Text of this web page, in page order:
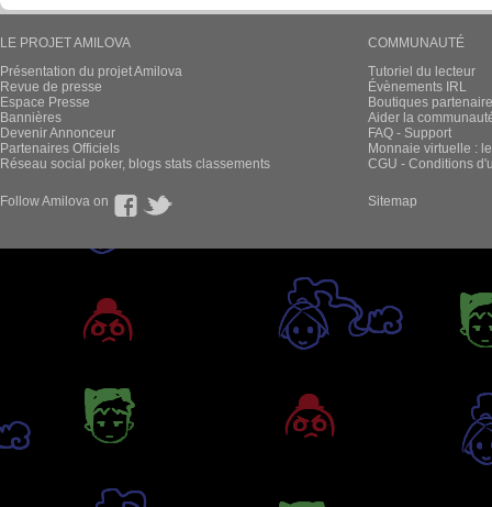
LE PROJET AMILOVA
Présentation du projet Amilova
Revue de presse
Espace Presse
Bannières
Devenir Annonceur
Partenaires Officiels
Réseau social poker, blogs stats classements
COMMUNAUTÉ
Tutoriel du lecteur
Évènements IRL
Boutiques
Aider la
FAQ - Support
Monnaie virtuelle :
CGU - Conditions
Follow Amilova on Sitemap